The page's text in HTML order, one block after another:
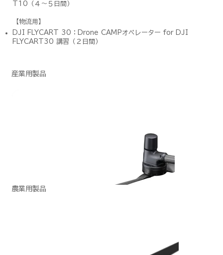
T10（４～５日間）
【物流用】
DJI FLYCART 30：Drone CAMPオペレーター for DJI
FLYCART30 講習（２日間）
産業用製品
農業用製品